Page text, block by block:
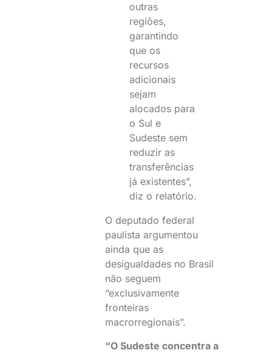
outras
regiões,
garantindo
que os
recursos
adicionais
sejam
alocados para
o Sul e
Sudeste sem
reduzir as
transferências
já existentes”,
diz o relatório.
O deputado federal
paulista argumentou
ainda que as
desigualdades no Brasil
não seguem
“exclusivamente
fronteiras
macrorregionais”.
“O Sudeste concentra a